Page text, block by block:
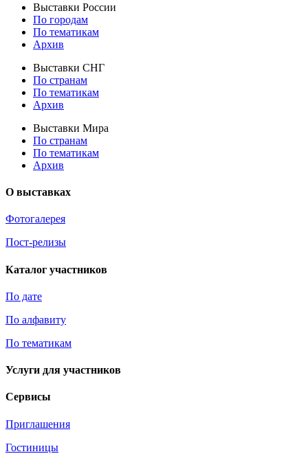
Выставки России
По городам
По тематикам
Архив
Выставки СНГ
По странам
По тематикам
Архив
Выставки Мира
По странам
По тематикам
Архив
О выставках
Фотогалерея
Пост-релизы
Каталог участников
По дате
По алфавиту
По тематикам
Услуги для участников
Сервисы
Приглашения
Гостиницы